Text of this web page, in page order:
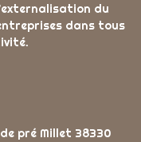
du
dans tous
pré Millet 38330